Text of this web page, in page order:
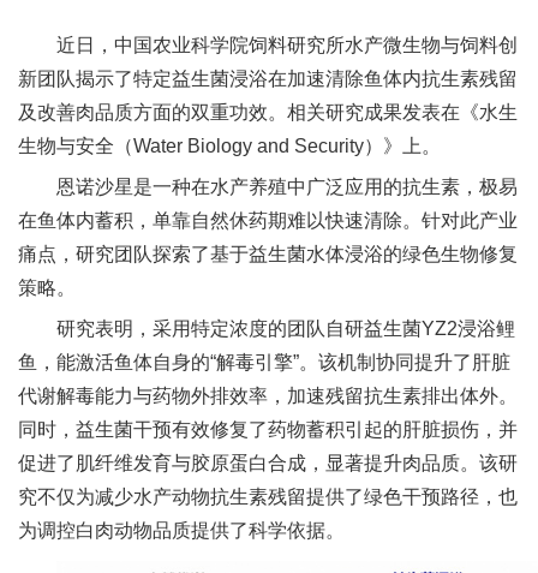
团
科
技
台
成
转
近日，中国农业科学院饲料研究所水产微生物与饲料创
新团队揭示了特定益生菌浸浴在加速清除鱼体内抗生素残留
及改善肉品质方面的双重功效。相关研究成果发表在《水生
生物与安全（Water Biology and Security）》上。
恩诺沙星是一种在水产养殖中广泛应用的抗生素，极易
在鱼体内蓄积，单靠自然休药期难以快速清除。针对此产业
痛点，研究团队探索了基于益生菌水体浸浴的绿色生物修复
策略。
研究表明，采用特定浓度的团队自研益生菌YZ2浸浴鲤
鱼，能激活鱼体自身的“解毒引擎”。该机制协同提升了肝脏
代谢解毒能力与药物外排效率，加速残留抗生素排出体外。
同时，益生菌干预有效修复了药物蓄积引起的肝脏损伤，并
促进了肌纤维发育与胶原蛋白合成，显著提升肉品质。该研
究不仅为减少水产动物抗生素残留提供了绿色干预路径，也
为调控白肉动物品质提供了科学依据。